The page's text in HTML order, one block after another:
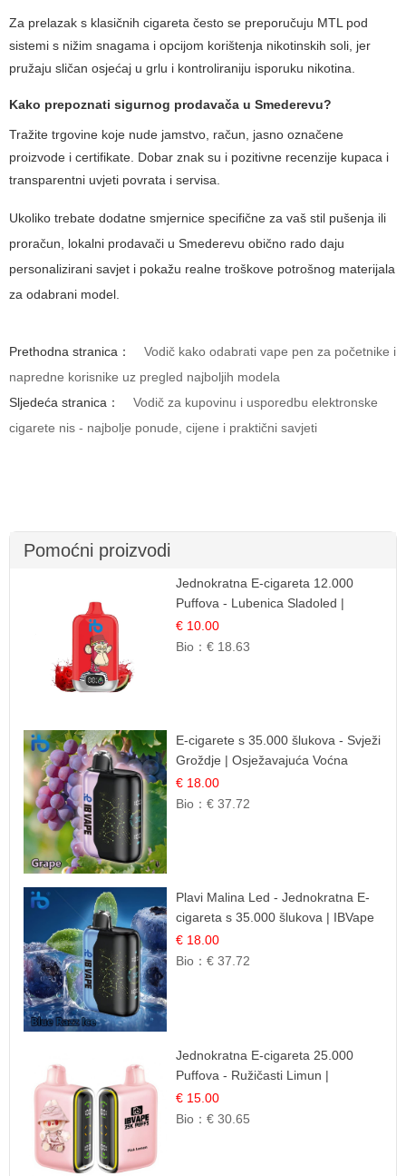
Za prelazak s klasičnih cigareta često se preporučuju MTL pod
sistemi s nižim snagama i opcijom korištenja nikotinskih soli, jer
pružaju sličan osjećaj u grlu i kontroliraniju isporuku nikotina.
Kako prepoznati sigurnog prodavača u Smederevu?
Tražite trgovine koje nude jamstvo, račun, jasno označene
proizvode i certifikate. Dobar znak su i pozitivne recenzije kupaca i
transparentni uvjeti povrata i servisa.
Ukoliko trebate dodatne smjernice specifične za vaš stil pušenja ili
proračun, lokalni prodavači u Smederevu obično rado daju
personalizirani savjet i pokažu realne troškove potrošnog materijala
za odabrani model.
Prethodna stranica：
Vodič kako odabrati vape pen za početnike i
napredne korisnike uz pregled najboljih modela
Sljedeća stranica：
Vodič za kupovinu i usporedbu elektronske
cigarete nis - najbolje ponude, cijene i praktični savjeti
Pomoćni proizvodi
Jednokratna E-cigareta 12.000
Puffova - Lubenica Sladoled |
Ljetna Desertna Aroma
€ 10.00
Bio：€ 18.63
E-cigarete s 35.000 šlukova - Svježi
Groždje | Osježavajuća Voćna
Aroma
€ 18.00
Bio：€ 37.72
Plavi Malina Led - Jednokratna E-
cigareta s 35.000 šlukova | IBVape
€ 18.00
Bio：€ 37.72
Jednokratna E-cigareta 25.000
Puffova - Ružičasti Limun |
Osježavajuća Citrusna Aroma
€ 15.00
Bio：€ 30.65